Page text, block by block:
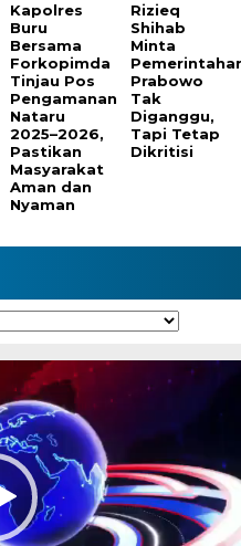
Kapolres
Buru
Bersama
Forkopimda
Tinjau Pos
Pengamanan
Nataru
2025–2026,
Pastikan
Masyarakat
Aman dan
Nyaman
Rizieq
Shihab
Minta
Prabowo
Tak
Diganggu,
Tapi Tetap
Dikritisi